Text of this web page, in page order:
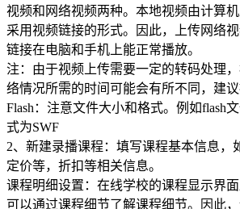
视频和网络视频两种。本地视频由计算
采用视频链接的形式。因此，上传网络
链接在电脑和手机上能正常播放。
注：由于视频上传需要一定的转码处理
络情况所需的时间可能会有所不同，建议
Flash：注意文件大小和格式。例如flash
式为SWF
2、新建录播课程：填写课程基本信息，
定价等，折扣等相关信息。
课程明细设置：在线学校的课程显示界
可以通过课程细节了解课程细节。因此